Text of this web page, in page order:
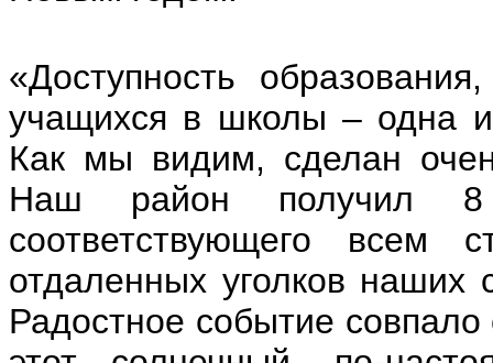
«Доступность
учащихся в школы – одна
Как мы видим, сделан
Наш район получил 8
соответствующего всем
отдаленных уголков наших
Радостное событие